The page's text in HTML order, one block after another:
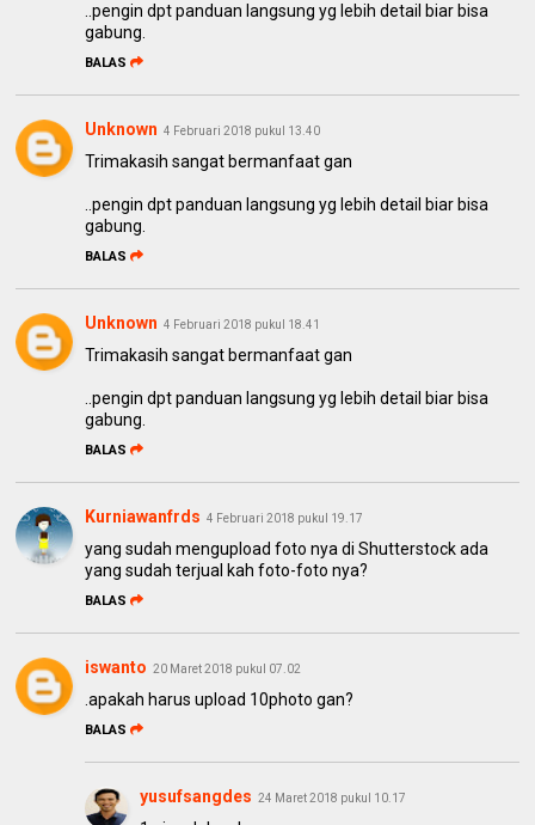
..pengin dpt panduan langsung yg lebih detail biar bisa
gabung.
BALAS
Unknown 4 Februari 2018 pukul 13.40
Trimakasih sangat bermanfaat gan
..pengin dpt panduan langsung yg lebih detail biar bisa
gabung.
BALAS
Unknown 4 Februari 2018 pukul 18.41
Trimakasih sangat bermanfaat gan
..pengin dpt panduan langsung yg lebih detail biar bisa
gabung.
BALAS
Kurniawanfrds 4 Februari 2018 pukul 19.17
yang sudah mengupload foto nya di Shutterstock ada
yang sudah terjual kah foto-foto nya?
BALAS
iswanto 20 Maret 2018 pukul 07.02
.apakah harus upload 10photo gan?
BALAS
yusufsangdes 24 Maret 2018 pukul 10.17